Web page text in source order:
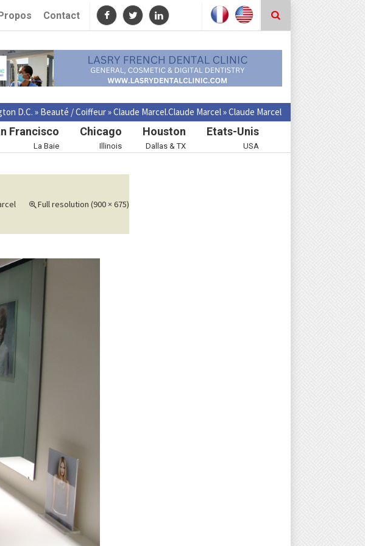
Contact
D.C. » Beauté / Coiffeur»Claude Marcel.Claude Marcel»Claude Marcel
Francisco
La Baie
Chicago
Illinois
Houston
Dallas & TX
Etats-Unis
USA
Full resolution (900 × 675)